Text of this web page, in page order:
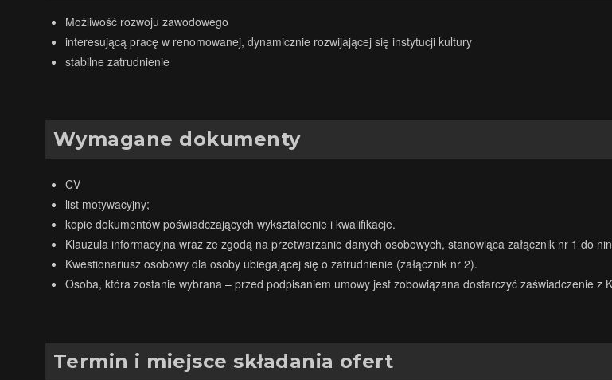
Możliwość rozwoju zawodowego
interesującą pracę w renomowanej, dynamicznie rozwijającej się instytucji kultury
stabilne zatrudnienie
Wymagane dokumenty
CV
list motywacyjny;
kopie dokumentów poświadczających wykształcenie i kwalifikacje.
Klauzula informacyjna wraz ze zgodą na przetwarzanie danych osobowych, stanowiąca załącznik nr 1 do
Kwestionariusz osobowy dla osoby ubiegającej się o zatrudnienie (załącznik nr 2).
Osoba, która zostanie wybrana – przed podpisaniem umowy jest zobowiązana dostarczyć zaświadczenie
Termin i miejsce składania ofert